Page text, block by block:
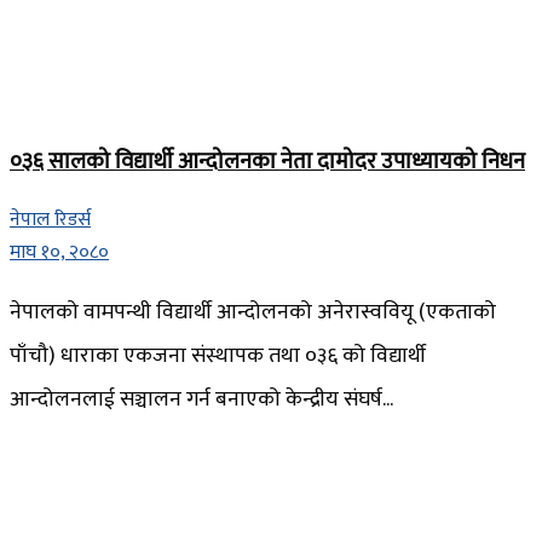
०३६ सालको विद्यार्थी आन्दोलनका नेता दामोदर उपाध्यायको निधन
नेपाल रिडर्स
माघ १०, २०८०
नेपालको वामपन्थी विद्यार्थी आन्दोलनको अनेरास्ववियू (एकताको
पाँचौ) धाराका एकजना संस्थापक तथा ०३६ को विद्यार्थी
आन्दोलनलाई सञ्चालन गर्न बनाएको केन्द्रीय संघर्ष...